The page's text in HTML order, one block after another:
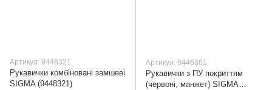
Артикул: 9448321
Рукавички комбіновані замшеві
SIGMA (9448321)
Артикул: 9446301
Рукавички з ПУ покриттям
(червоні, манжет) SIGMA